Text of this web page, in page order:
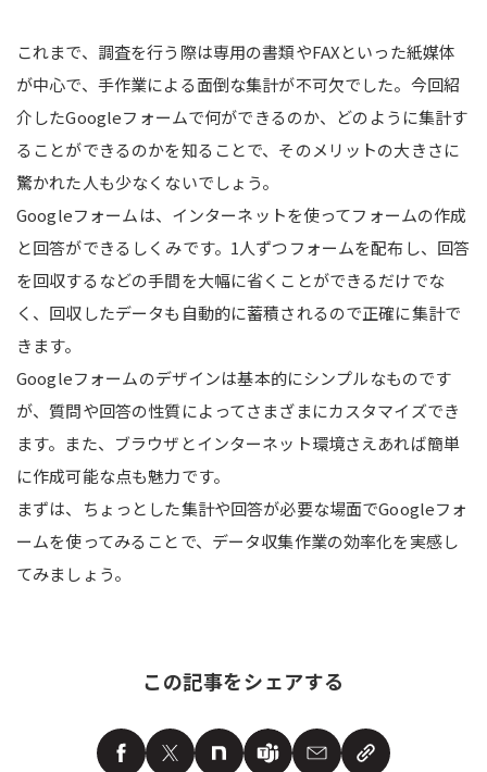
これまで、調査を行う際は専用の書類やFAXといった紙媒体
が中心で、手作業による面倒な集計が不可欠でした。今回紹
介したGoogleフォームで何ができるのか、どのように集計す
ることができるのかを知ることで、そのメリットの大きさに
驚かれた人も少なくないでしょう。
Googleフォームは、インターネットを使ってフォームの作成
と回答ができるしくみです。1人ずつフォームを配布し、回答
を回収するなどの手間を大幅に省くことができるだけでな
く、回収したデータも自動的に蓄積されるので正確に集計で
きます。
Googleフォームのデザインは基本的にシンプルなものです
が、質問や回答の性質によってさまざまにカスタマイズでき
ます。また、ブラウザとインターネット環境さえあれば簡単
に作成可能な点も魅力です。
まずは、ちょっとした集計や回答が必要な場面でGoogleフォ
ームを使ってみることで、データ収集作業の効率化を実感し
てみましょう。
この記事をシェアする